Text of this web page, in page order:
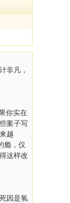
非凡，
你实在
案子写
越
瘾，仅
这样改
因是氢